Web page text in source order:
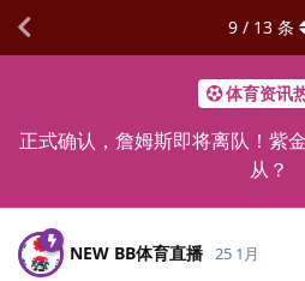
体育资讯
正式确认，詹姆斯即将离队！紫
从？
9 / 13 条
NEW BB体育直播 25 1月